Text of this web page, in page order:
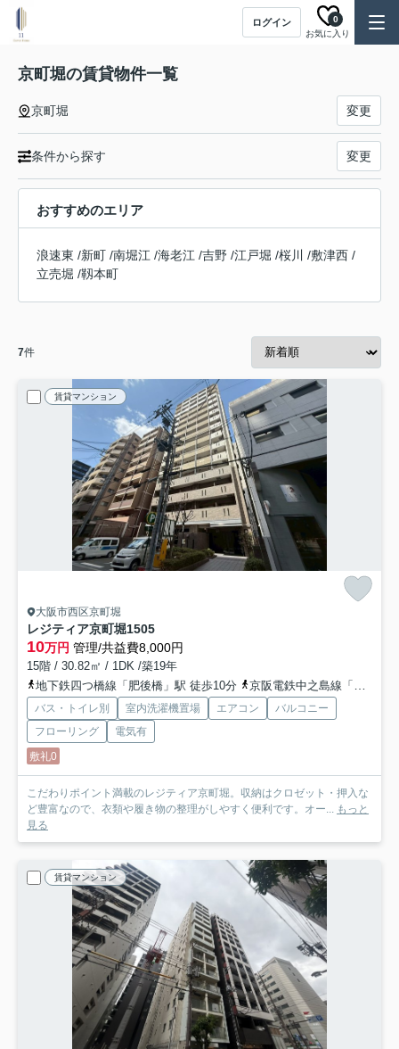
ログイン
お気に入り
0
京町堀の賃貸物件一覧
京町堀 変更
条件から探す 変更
おすすめのエリア
浪速東 /新町 /南堀江 /海老江 /吉野 /江戸堀 /桜川 /敷津西 /
立売堀 /靱本町
7件
賃貸マンション
大阪市西区京町堀
レジティア京町堀1505
10万円 管理/共益費8,000円
15階 / 30.82㎡ / 1DK /築19年
地下鉄四つ橋線「肥後橋」駅 徒歩10分
京阪電鉄中之島線「中之島」駅 徒歩14分
バス・トイレ別 室内洗濯機置場 エアコン
バルコニー
フローリング
電気有
敷礼0
こだわりポイント満載のレジティア京町堀。収納はクロゼット・押入な
ど豊富なので、衣類や履き物の整理がしやすく便利です。オー... もっと
見る
賃貸マンション